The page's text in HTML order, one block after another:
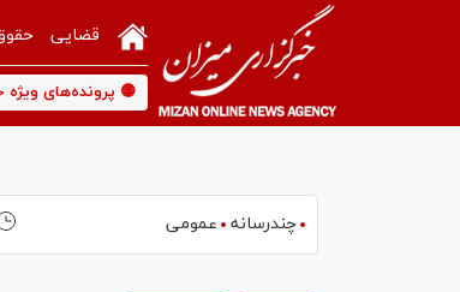
قضایی
🟡 پرونده‌های ویژه
چندرسانه عمومی